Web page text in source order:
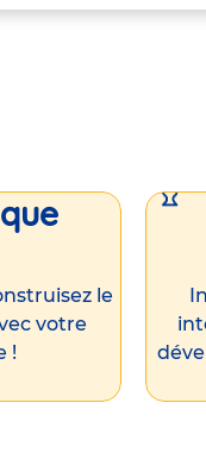
le
votre
!